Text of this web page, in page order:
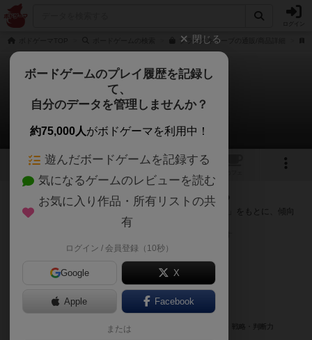
ブラックキューブの通販/商品詳細
ブラックキューブ
次のおすすめボードゲーム
2
『ブラックキューブ』が好きな方へのおすすめ
このゲームのトップページで投票された「プレイ感の評価」をもとに、傾向
が近いボードゲームをランキング形式で紹介します。
閉じる
ボードゲームのプレイ履歴を記録し
て、
自分のデータを管理しませんか？
約75,000人がボドゲーマを利用中！
遊んだボードゲームを記録する
気になるゲームのレビューを読む
お気に入り作品・所有リストの共
有
ログイン / 会員登録（10秒）
Google X
Apple Facebook
または